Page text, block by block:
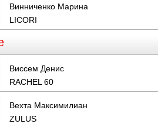
Винниченко Марина
LICORI
Виссем Денис
RACHEL 60
Вехта Максимилиан
ZULUS